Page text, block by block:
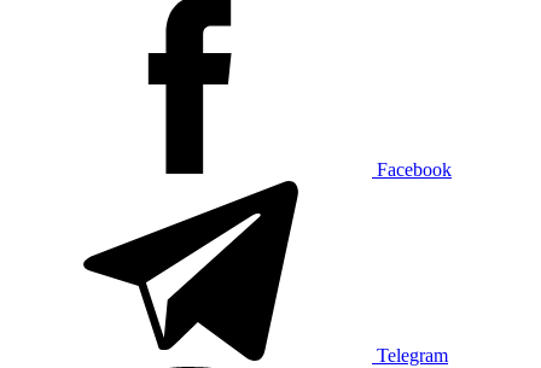
Facebook
Telegram